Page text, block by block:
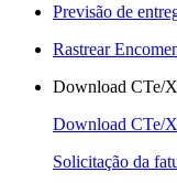
Previsão de
Rastrear
Download CTe/
Download CTe/
Solicitação da